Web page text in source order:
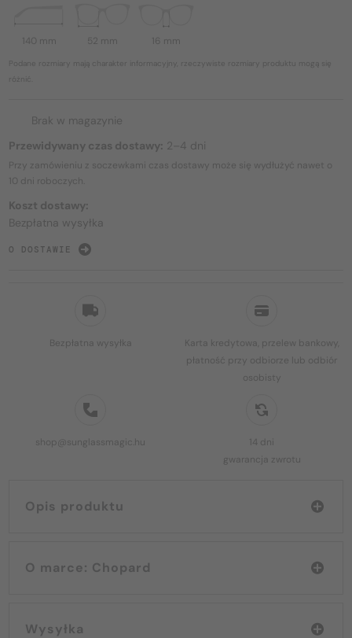
Bezpłatna wysyłka
Karta kredytowa, przelew bankowy,
płatność przy odbiorze lub odbiór
osobisty
shop@sunglassmagic.hu
14 dni
gwarancja zwrotu
Opis produktu
O marce: Chopard
Wysyłka
140 mm 52 mm 16 mm
Podane rozmiary mają charakter informacyjny, rzeczywiste rozmiary produktu mogą się
różnić.
Brak w magazynie
Przewidywany czas dostawy: 2–4 dni
Przy zamówieniu z soczewkami czas dostawy może się wydłużyć nawet o
10 dni roboczych.
Koszt dostawy:
Bezpłatna wysyłka
O DOSTAWIE